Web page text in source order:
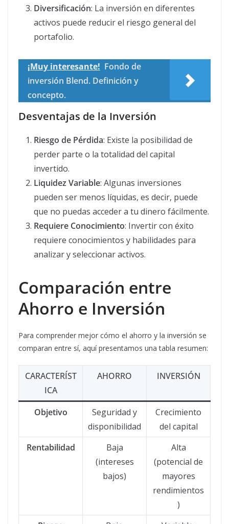
Diversificación: La inversión en diferentes
activos puede reducir el riesgo general del
portafolio.
¡Muy interesante! Fondo de
inversión Blend. Definición y
concepto.
Desventajas de la Inversión
Riesgo de Pérdida: Existe la posibilidad de
perder parte o la totalidad del capital
invertido.
Liquidez Variable: Algunas inversiones
pueden ser menos líquidas, es decir, puede
que no puedas acceder a tu dinero fácilmente.
Requiere Conocimiento: Invertir con éxito
requiere conocimientos y habilidades para
analizar y seleccionar activos.
Comparación entre
Ahorro e Inversión
Para comprender mejor cómo el ahorro y la inversión se
comparan entre sí, aquí presentamos una tabla resumen:
CARACTERÍST
ICA
AHORRO INVERSIÓN
Objetivo
Seguridad y
disponibilidad
Crecimiento
del capital
Rentabilidad
Baja
(intereses
bajos)
Alta
(potencial de
mayores
rendimientos
)